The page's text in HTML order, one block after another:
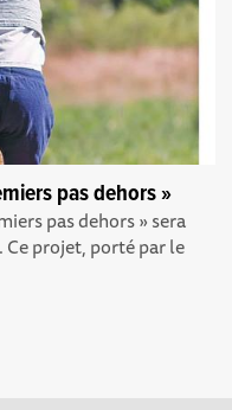
pas dehors »
pas dehors » sera
Ce projet, porté par le